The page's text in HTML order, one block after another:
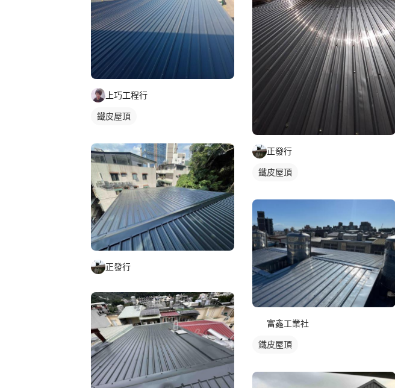
上巧工程行
鐵皮屋頂
正發行
正發行
鐵皮屋頂
富鑫工業社
鐵皮屋頂